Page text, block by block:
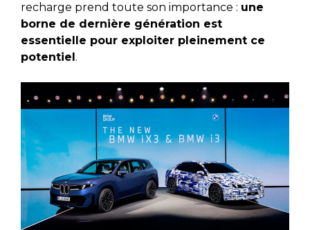
recharge prend toute son importance : une
borne de dernière génération est
essentielle pour exploiter pleinement ce
potentiel.